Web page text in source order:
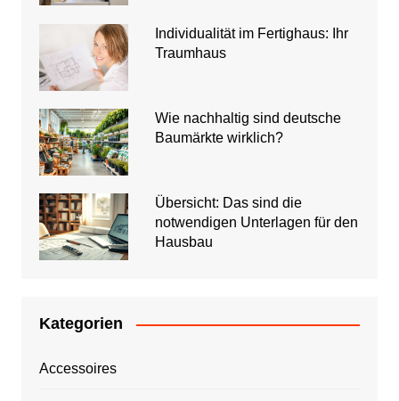
Individualität im Fertighaus: Ihr
Traumhaus
Wie nachhaltig sind deutsche
Baumärkte wirklich?
Übersicht: Das sind die
notwendigen Unterlagen für den
Hausbau
Kategorien
Accessoires